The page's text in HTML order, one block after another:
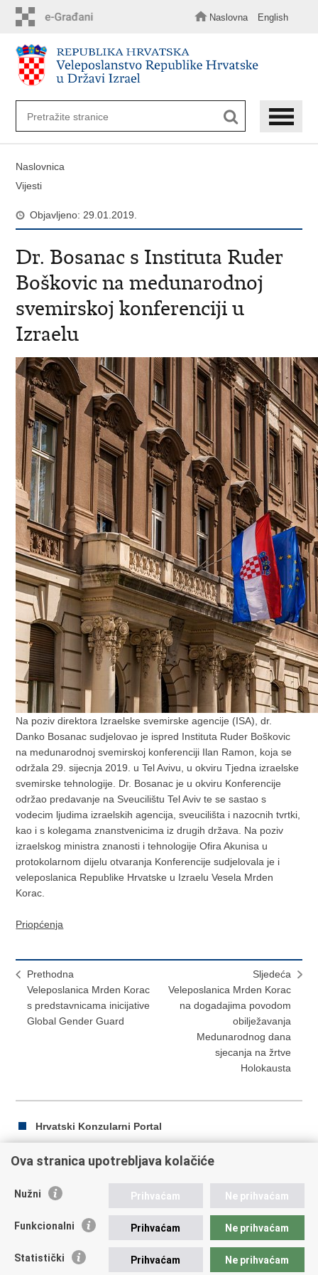
sadržaj
Naslovna English
Naslovnica
Vijesti
Objavljeno: 29.01.2019.
Dr. Bosanac s Instituta Ruder
Boškovic na medunarodnoj
svemirskoj konferenciji u
Izraelu
Na poziv direktora Izraelske svemirske agencije (ISA), dr.
Danko Bosanac sudjelovao je ispred Instituta Ruder Boškovic
na medunarodnoj svemirskoj konferenciji Ilan Ramon, koja se
održala 29. sijecnja 2019. u Tel Avivu, u okviru Tjedna izraelske
svemirske tehnologije. Dr. Bosanac je u okviru Konferencije
održao predavanje na Sveucilištu Tel Aviv te se sastao s
vodecim ljudima izraelskih agencija, sveucilišta i nazocnih tvrtki,
kao i s kolegama znanstvenicima iz drugih država. Na poziv
izraelskog ministra znanosti i tehnologije Ofira Akunisa u
protokolarnom dijelu otvaranja Konferencije sudjelovala je i
veleposlanica Republike Hrvatske u Izraelu Vesela Mrden
Korac.
Priopćenja
Prethodna
Veleposlanica Mrden Korac
s predstavnicama inicijative
Global Gender Guard
Sljedeća
Veleposlanica Mrden Korac
na dogadajima povodom
obilježavanja
Medunarodnog dana
sjecanja na žrtve
Holokausta
Hrvatski Konzularni Portal
Ispiši
Podijeli
Facebooku
Twitteru
Republika Hrvatska
Trg N.Š. Zrinskog 7-8, 10000 Zagreb
Ova stranica upotrebljava kolačiće
Nužni Prihvaćam Ne prihvaćam
Funkcionalni Prihvaćam Ne prihvaćam
Statistički Prihvaćam Ne prihvaćam